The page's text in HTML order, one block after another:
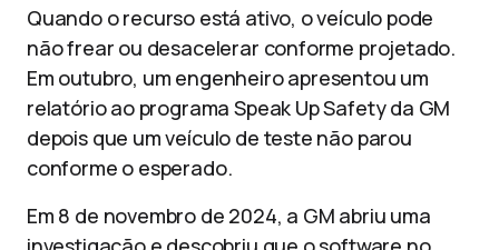
Quando o recurso está ativo, o veículo pode
não frear ou desacelerar conforme projetado.
Em outubro, um engenheiro apresentou um
relatório ao programa Speak Up Safety da GM
depois que um veículo de teste não parou
conforme o esperado.
Em 8 de novembro de 2024, a GM abriu uma